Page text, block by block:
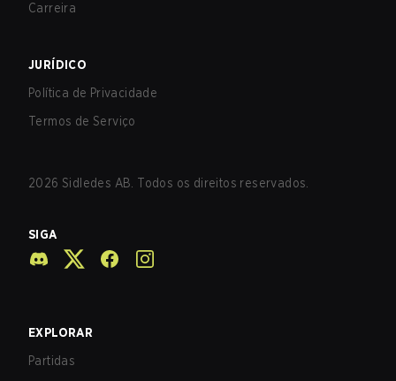
Carreira
JURÍDICO
Política de Privacidade
Termos de Serviço
2026 Sidledes AB. Todos os direitos reservados.
SIGA
EXPLORAR
Partidas